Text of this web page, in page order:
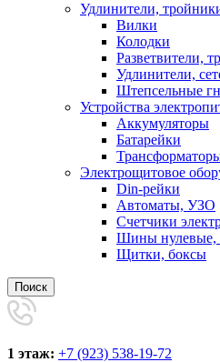
Удлинители,
Вилки
Колодки
Разветвители,
Удлинители,
Штепсельные
Устройства
Аккумуляторы
Батарейки
Электрощитовое
Din-рейки
Автоматы, УЗО
Счетчики
Шины нулевые,
Щитки, боксы
Поиск
1 этаж: +7 (923) 538-19-72